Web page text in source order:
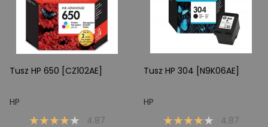
Tusz HP 650 [CZ102AE]
HP
4.87
Tusz HP 304 [N9K06AE]
HP
4.87